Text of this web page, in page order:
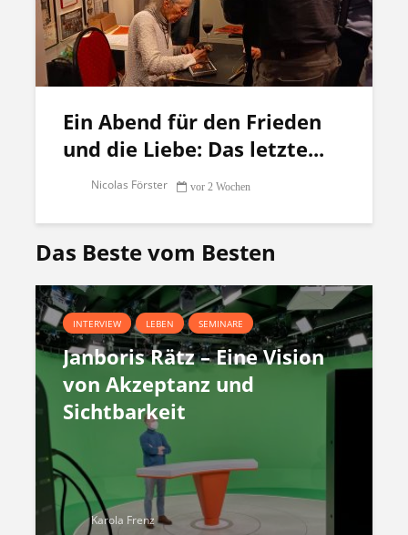
Ein Abend für den Frieden
und die Liebe: Das letzte...
Nicolas Förster vor 2 Wochen
Das Beste vom Besten
INTERVIEW LEBEN SEMINARE
Janboris Rätz – Eine Vision
von Akzeptanz und
Sichtbarkeit
Karola Frenz